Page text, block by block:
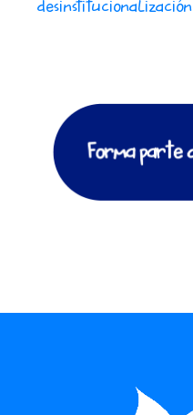
desinstitucionalización